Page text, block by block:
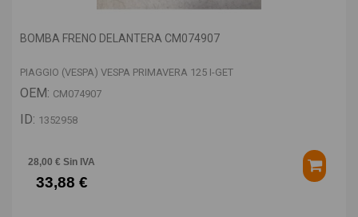
BOMBA FRENO DELANTERA CM074907
PIAGGIO (VESPA) VESPA PRIMAVERA 125 I-GET
OEM: CM074907
ID: 1352958
28,00 € Sin IVA
33,88 €